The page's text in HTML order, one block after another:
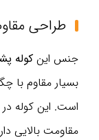
طراحی
جنس این کوله
بسیار مقاوم با
است. این کوله
مقاومت بالایی